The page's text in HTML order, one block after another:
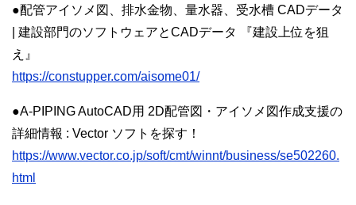
●配管アイソメ図、排水金物、量水器、受水槽 CADデータ
| 建設部門のソフトウェアとCADデータ 『建設上位を狙
え』
https://constupper.com/aisome01/
●A-PIPING AutoCAD用 2D配管図・アイソメ図作成支援の
詳細情報 : Vector ソフトを探す！
https://www.vector.co.jp/soft/cmt/winnt/business/se502260.
html